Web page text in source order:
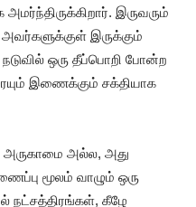
இருவரும்
அவர்களுக்குள் இருக்கும்
நடுவில் ஒரு தீப்பொறி போன்ற
இணைக்கும் சக்தியாக
அருகாமை அல்ல, அது
மூலம் வாழும் ஒரு
நட்சத்திரங்கள், கீழே